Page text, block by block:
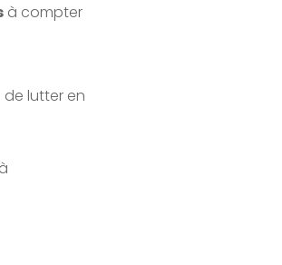
à compter
de lutter en